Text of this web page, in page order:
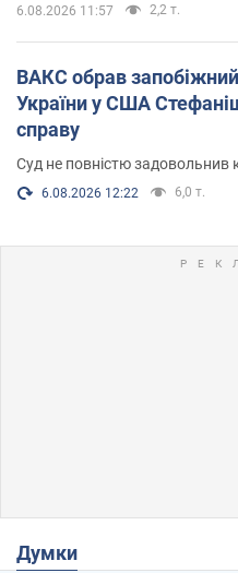
6.08.2026 11:57 2,2 т.
ВАКС обрав запобіжний захід експосолці
України у США Стефанішиній: що відомо про
справу
Суд не повністю задовольнив
6.08.2026 12:22 6,0 т.
Думки